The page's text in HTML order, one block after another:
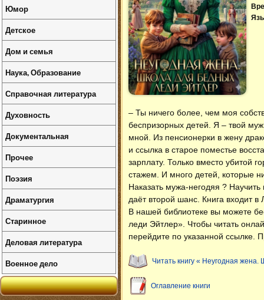
– Ты ничего более, чем моя
беспризорных детей. Я – твой
мной. Из пенсионерки в жену
и ссылка в старое поместье
зарплату. Только вместо убитой
стажем. И много детей, которые
Наказать мужа-негодяя ?
даёт второй шанс. Книга входит
В нашей библиотеке вы можете
леди Эйтлер» . Чтобы читать
перейдите по указанной ссылке.
Читать книгу « Неугодная
Оглавление книги
Юмор
Детское
Дом и семья
Наука, Образование
Справочная литература
Духовность
Документальная
Прочее
Поэзия
Драматургия
Старинное
Деловая литература
Военное дело